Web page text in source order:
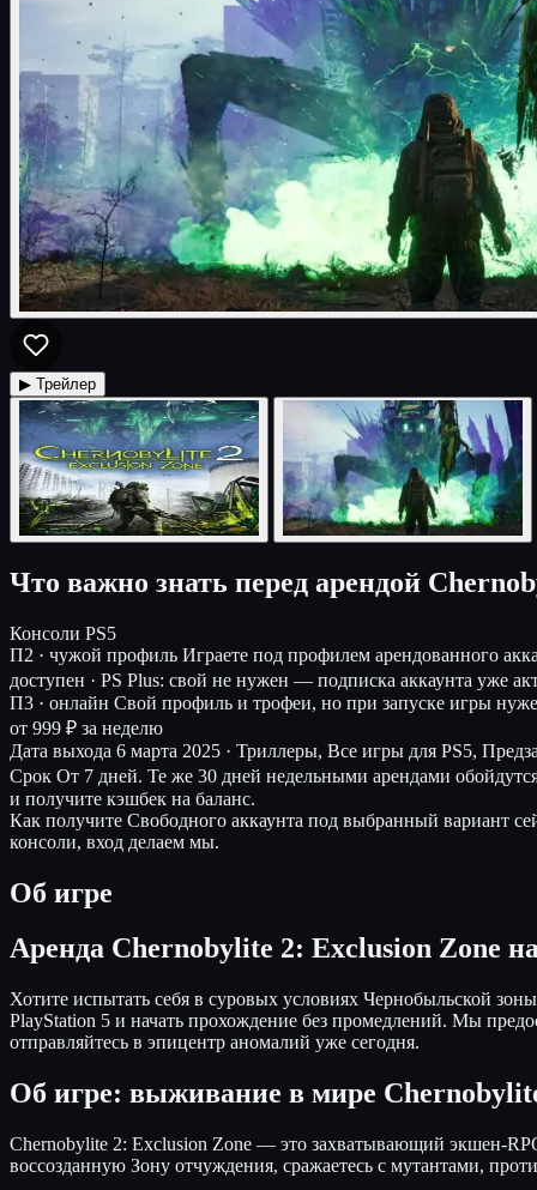
▶ Трейлер
Что важно знать перед арендой
Консоли PS5
П2 · чужой профиль Играете под профилем арендованного
доступен · PS Plus: свой не нужен — подписка аккаунта уже
П3 · онлайн Свой профиль и трофеи, но при запуске игры
от 999 ₽ за неделю
Дата выхода 6 марта 2025 · Триллеры, Все игры для PS5,
Срок От 7 дней. Те же 30 дней недельными арендами
и получите кэшбек на баланс.
Как получите Свободного аккаунта под выбранный вариант
консоли, вход делаем мы.
Об игре
Аренда Chernobylite 2: Exclusion Zone
Хотите испытать себя в суровых условиях Чернобыльской
PlayStation 5 и начать прохождение без промедлений. Мы
отправляйтесь в эпицентр аномалий уже сегодня.
Об игре: выживание в мире
Chernobylite 2: Exclusion Zone — это захватывающий экшен-
воссозданную Зону отчуждения, сражаетесь с мутантами,